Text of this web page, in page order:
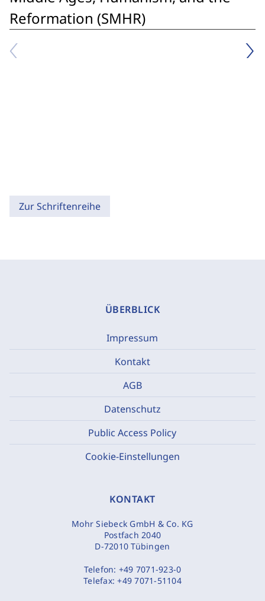
Reformation (SMHR)
Zur Schriftenreihe
ÜBERBLICK
Impressum
Kontakt
AGB
Datenschutz
Public Access Policy
Cookie-Einstellungen
KONTAKT
Mohr Siebeck GmbH & Co. KG
Postfach 2040
D-72010 Tübingen
Telefon: +49 7071-923-0
Telefax:+49 7071-51104